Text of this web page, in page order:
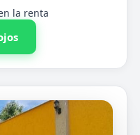
la renta